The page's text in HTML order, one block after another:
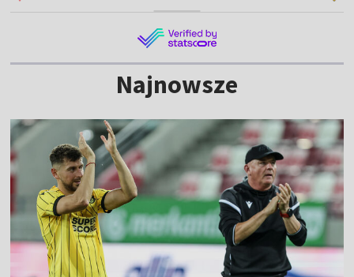
Najnowsze